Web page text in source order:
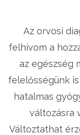
Az orvosi
felhívom a
az egészség
felelősségünk
hatalmas
változásra
Változtathat